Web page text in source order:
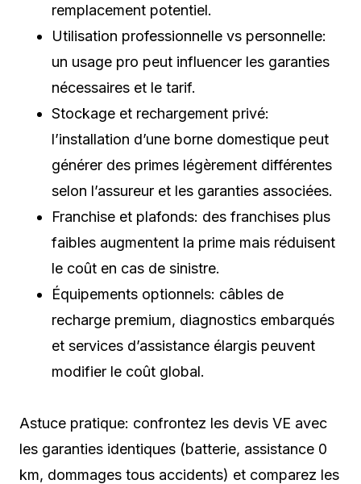
remplacement potentiel.
Utilisation professionnelle vs personnelle:
un usage pro peut influencer les garanties
nécessaires et le tarif.
Stockage et rechargement privé:
l’installation d’une borne domestique peut
générer des primes légèrement différentes
selon l’assureur et les garanties associées.
Franchise et plafonds: des franchises plus
faibles augmentent la prime mais réduisent
le coût en cas de sinistre.
Équipements optionnels: câbles de
recharge premium, diagnostics embarqués
et services d’assistance élargis peuvent
modifier le coût global.
Astuce pratique: confrontez les devis VE avec
les garanties identiques (batterie, assistance 0
km, dommages tous accidents) et comparez les